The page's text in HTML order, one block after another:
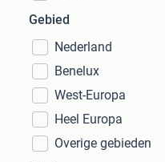
Gebied
Nederland
Benelux
West-Europa
Heel Europa
Overige gebieden